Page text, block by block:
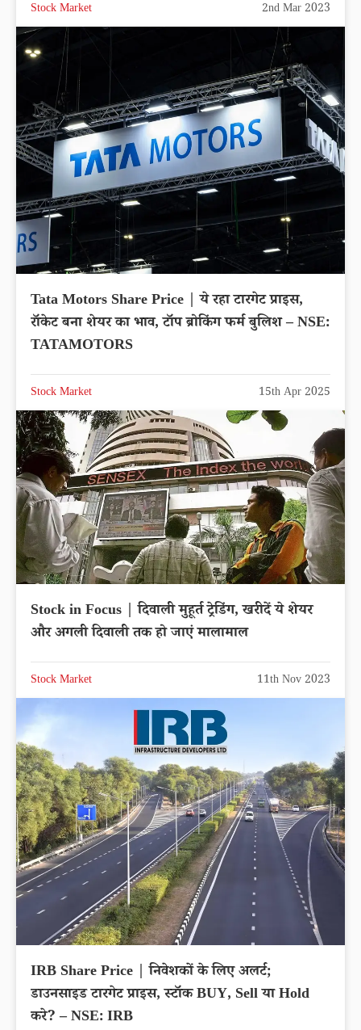
Stock Market 2nd Mar 2023
Tata Motors Share Price | ये रहा टारगेट प्राइस,
रॉकेट बना शेयर का भाव, टॉप ब्रोकिंग फर्म बुलिश – NSE:
TATAMOTORS
Stock Market 15th Apr 2025
Stock in Focus | दिवाली मुहूर्त ट्रेडिंग, खरीदें ये शेयर
और अगली दिवाली तक हो जाएं मालामाल
Stock Market 11th Nov 2023
IRB Share Price | निवेशकों के लिए अलर्ट;
डाउनसाइड टारगेट प्राइस, स्टॉक BUY, Sell या Hold
करे? – NSE: IRB